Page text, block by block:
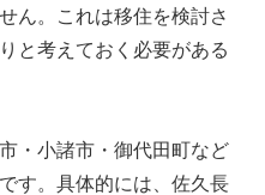
ん。これは移住を検討さ
と考えておく必要がある
・小諸市・御代田町など
す。具体的には、佐久長